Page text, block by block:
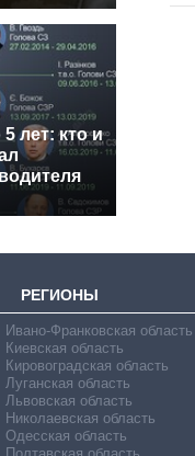
лет: кто и
РЕГИОНЫ
Ивано-Франковская область
Киевская область
Кировоградская область
Луганская область
Львовская область
Николаевская область
Одесская область